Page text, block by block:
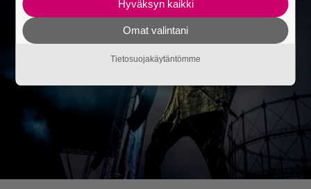
Hyväksyn kaikki
Omat valintani
Tietosuojakäytäntömme